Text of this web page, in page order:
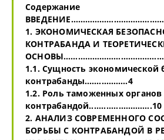
Содержание
1. ЭКОНОМИЧЕСКАЯ
КОНТРАБАНДА И
1.1. Сущность экономической
контрабанды.……………..4
1.2. Роль таможенных органов
контрабандой.............………….10
2. АНАЛИЗ СОВРЕМЕННОГО
БОРЬБЫ С КОНТРАБАНДОЙ В